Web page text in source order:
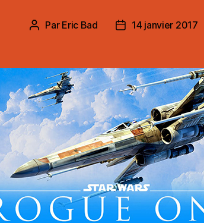
Auteur
Par Eric Bad
Date14 janvier 2017